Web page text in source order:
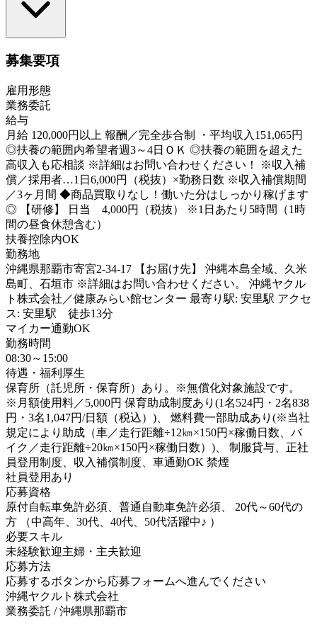
募集要項
雇用形態
業務委託
給与
月給 120,000円以上 報酬／完全歩合制 ・平均収入151,065円
◎扶養の範囲内希望者週3～4日ＯＫ ◎扶養の範囲を超えた
高収入も応相談 ※詳細はお問い合わせください！ ※収入補
償／採用者…1日6,000円（税抜）×勤務日数 ※収入補償期間
／3ヶ月間 ◆商品買取りなし！働いた分はしっかり稼げます
◎ 【研修】 日当 4,000円（税抜） ※1日あたり5時間（1時
間の昼食休憩含む）
扶養控除内OK
勤務地
沖縄県那覇市寄宮2-34-17 【お届け先】 沖縄本島全域、久米
島町、石垣市 ※詳細はお問い合わせください。 沖縄ヤクル
ト株式会社／健康みらい館センター 最寄り駅: 安里駅 アクセ
ス: 安里駅 徒歩13分
マイカー通勤OK
勤務時間
08:30～15:00
待遇・福利厚生
保育所（託児所・保育所）あり。※無償化対象施設です。
※月額使用料／5,000円 保育助成制度あり(1名524円・2名838
円・3名1,047円/日額（税込）)、 燃料費一部助成あり(※当社
規定により助成（車／走行距離÷12㎞×150円×稼働日数、バ
イク／走行距離÷20㎞×150円×稼働日数）)、 制服貸与、正社
員登用制度、収入補償制度、車通勤OK 禁煙
社員登用あり
応募資格
原付自転車免許必須、普通自動車免許必須、 20代～60代の
方 （中高年、30代、40代、50代活躍中♪ ）
必要スキル
未経験歓迎主婦・主夫歓迎
応募方法
応募するボタンから応募フォームへ進んでください
沖縄ヤクルト株式会社
業務委託 / 沖縄県那覇市